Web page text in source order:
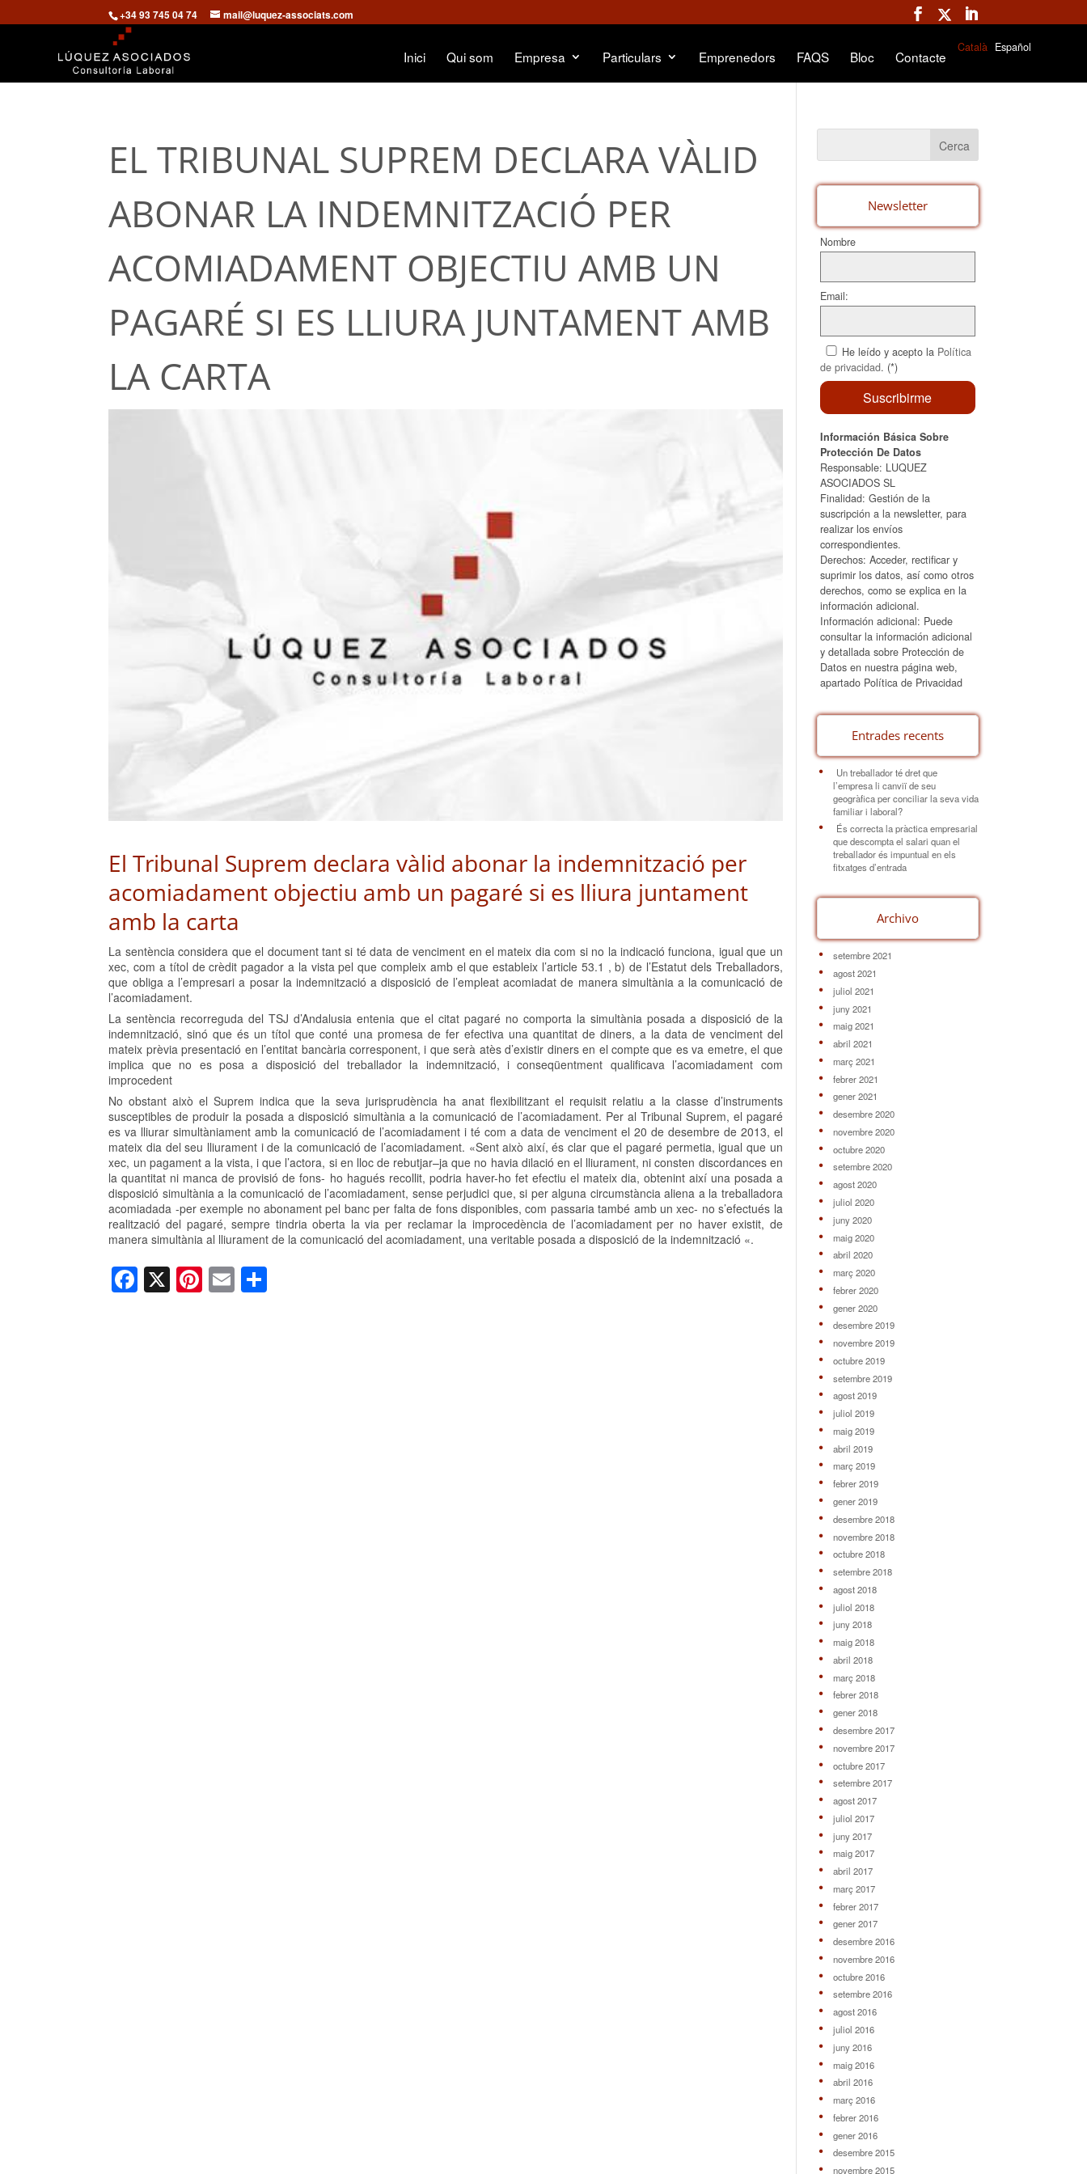
+34 93 745 04 74 mail@luquez-associats.com
Inici Qui som Empresa Particulars Emprenedors FAQS Bloc Contacte
Català Español
EL TRIBUNAL SUPREM DECLARA VÀLID
ABONAR LA INDEMNITZACIÓ PER
ACOMIADAMENT OBJECTIU AMB UN
PAGARÉ SI ES LLIURA JUNTAMENT AMB
LA CARTA
El Tribunal Suprem declara vàlid abonar la indemnització per
acomiadament objectiu amb un pagaré si es lliura juntament
amb la carta
La sentència considera que el document tant si té data de venciment en el mateix dia com si no la indicació funciona, igual que un
xec, com a títol de crèdit pagador a la vista pel que compleix amb el que estableix l’article 53.1 , b) de l’Estatut dels Treballadors,
que obliga a l’empresari a posar la indemnització a disposició de l’empleat acomiadat de manera simultània a la comunicació de
l’acomiadament.
La sentència recorreguda del TSJ d’Andalusia entenia que el citat pagaré no comporta la simultània posada a disposició de la
indemnització, sinó que és un títol que conté una promesa de fer efectiva una quantitat de diners, a la data de venciment del
mateix prèvia presentació en l’entitat bancària corresponent, i que serà atès d’existir diners en el compte que es va emetre, el que
implica que no es posa a disposició del treballador la indemnització, i conseqüentment qualificava l’acomiadament com
improcedent
No obstant això el Suprem indica que la seva jurisprudència ha anat flexibilitzant el requisit relatiu a la classe d’instruments
susceptibles de produir la posada a disposició simultània a la comunicació de l’acomiadament. Per al Tribunal Suprem, el pagaré
es va lliurar simultàniament amb la comunicació de l’acomiadament i té com a data de venciment el 20 de desembre de 2013, el
mateix dia del seu lliurament i de la comunicació de l’acomiadament. «Sent això així, és clar que el pagaré permetia, igual que un
xec, un pagament a la vista, i que l’actora, si en lloc de rebutjar–ja que no havia dilació en el lliurament, ni consten discordances en
la quantitat ni manca de provisió de fons- ho hagués recollit, podria haver-ho fet efectiu el mateix dia, obtenint així una posada a
disposició simultània a la comunicació de l’acomiadament, sense perjudici que, si per alguna circumstància aliena a la treballadora
acomiadada -per exemple no abonament pel banc per falta de fons disponibles, com passaria també amb un xec- no s’efectués la
realització del pagaré, sempre tindria oberta la via per reclamar la improcedència de l’acomiadament per no haver existit, de
manera simultània al lliurament de la comunicació del acomiadament, una veritable posada a disposició de la indemnització «.
F X Pi E
Newsletter
Nombre
Email:
He leído y acepto la Política
de privacidad. (*)
Información Básica Sobre
Protección De Datos
Responsable: LUQUEZ
ASOCIADOS SL
Finalidad: Gestión de la
suscripción a la newsletter, para
realizar los envíos
correspondientes.
Derechos: Acceder, rectificar y
suprimir los datos, así como otros
derechos, como se explica en la
información adicional.
Información adicional: Puede
consultar la información adicional
y detallada sobre Protección de
Datos en nuestra página web,
apartado Política de Privacidad
Entrades recents
Un treballador té dret que
l’empresa li canviï de seu
geogràfica per conciliar la seva vida
familiar i laboral?
És correcta la pràctica empresarial
que descompta el salari quan el
treballador és impuntual en els
fitxatges d’entrada
Archivo
setembre 2021
agost 2021
juliol 2021
juny 2021
maig 2021
abril 2021
març 2021
febrer 2021
gener 2021
desembre 2020
novembre 2020
octubre 2020
setembre 2020
agost 2020
juliol 2020
juny 2020
maig 2020
abril 2020
març 2020
febrer 2020
gener 2020
desembre 2019
novembre 2019
octubre 2019
setembre 2019
agost 2019
juliol 2019
maig 2019
abril 2019
març 2019
febrer 2019
gener 2019
desembre 2018
novembre 2018
octubre 2018
setembre 2018
agost 2018
juliol 2018
juny 2018
maig 2018
abril 2018
març 2018
febrer 2018
gener 2018
desembre 2017
novembre 2017
octubre 2017
setembre 2017
agost 2017
juliol 2017
juny 2017
maig 2017
abril 2017
març 2017
febrer 2017
gener 2017
desembre 2016
novembre 2016
octubre 2016
setembre 2016
agost 2016
juliol 2016
juny 2016
maig 2016
abril 2016
març 2016
febrer 2016
gener 2016
desembre 2015
novembre 2015